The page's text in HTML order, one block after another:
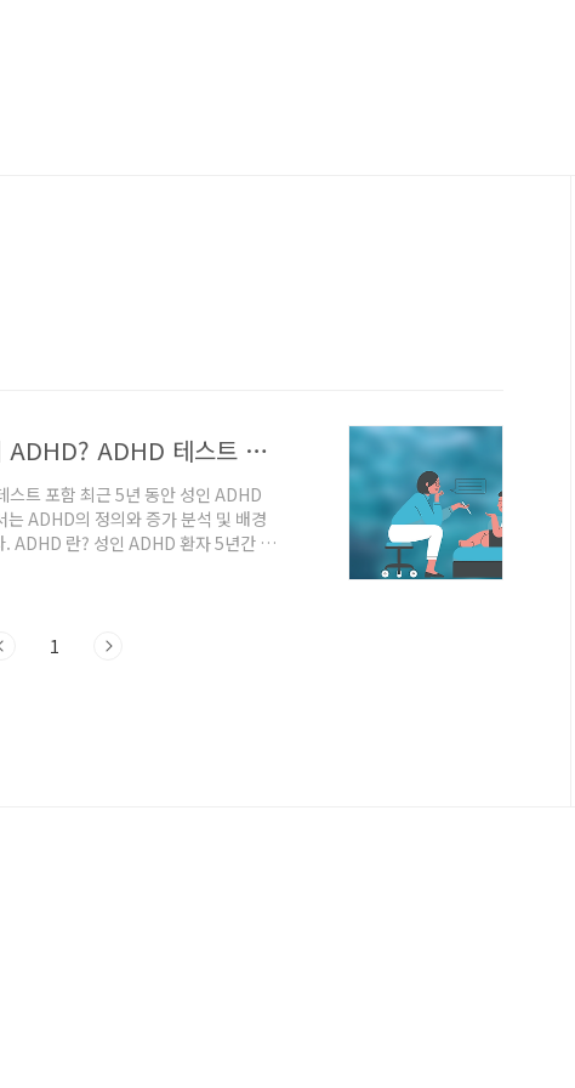
ADHD 환자 급증, 주의 요망 - 나도 혹시 ADHD? ADHD 테스트 포함
트 포함 최근 5년 동안 성인 ADHD
ADHD의 정의와 증가 분석 및 배경
ADHD 란? 성인 ADHD 환자 5년간 5
로 집계됐다. www.yna.co.kr ADHD
기능에 장애를 일으킵니다. ADHD 환
1